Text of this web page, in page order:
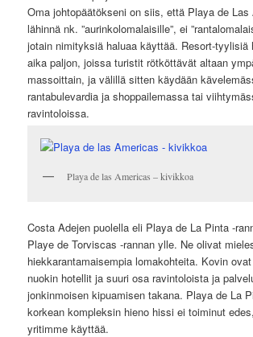
Oma johtopäätökseni on siis, että Playa de Las
lähinnä nk. ”aurinkolomalaisille”, ei
jotain nimityksiä haluaa käyttää. Resort-tyylisiä
aika paljon, joissa turistit rötköttävät altaan
massoittain, ja välillä sitten käydään
rantabulevardia ja shoppailemassa tai
ravintoloissa.
Playa de las Americas – kivikkoa
Costa Adejen puolella eli Playa de La Pinta -
Playe de Torviscas -rannan ylle. Ne olivat
hiekkarantamaisempia lomakohteita. Kovin
nuokin hotellit ja suuri osa ravintoloista ja
jonkinmoisen kipuamisen takana. Playa de La
korkean kompleksin hieno hissi ei toiminut
yritimme käyttää.